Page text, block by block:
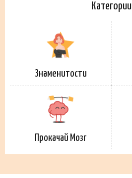
Категории
Знаменитости
Прокачай Мозг